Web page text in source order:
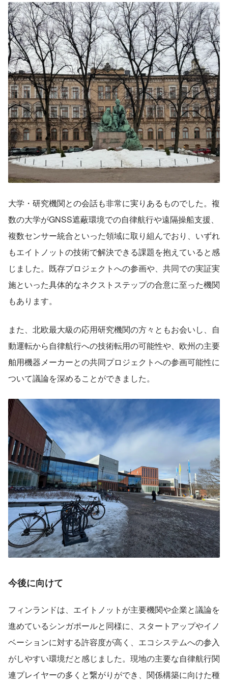
大学・研究機関との会話も非常に実りあるものでした。複
数の大学がGNSS遮蔽環境での自律航行や遠隔操船支援、
複数センサー統合といった領域に取り組んでおり、いずれ
もエイトノットの技術で解決できる課題を抱えていると感
じました。既存プロジェクトへの参画や、共同での実証実
施といった具体的なネクストステップの合意に至った機関
もあります。
また、北欧最大級の応用研究機関の方々ともお会いし、自
動運転から自律航行への技術転用の可能性や、欧州の主要
舶用機器メーカーとの共同プロジェクトへの参画可能性に
ついて議論を深めることができました。
今後に向けて
フィンランドは、エイトノットが主要機関や企業と議論を
進めているシンガポールと同様に、スタートアップやイノ
ベーションに対する許容度が高く、エコシステムへの参入
がしやすい環境だと感じました。現地の主要な自律航行関
連プレイヤーの多くと繋がりができ、関係構築に向けた種